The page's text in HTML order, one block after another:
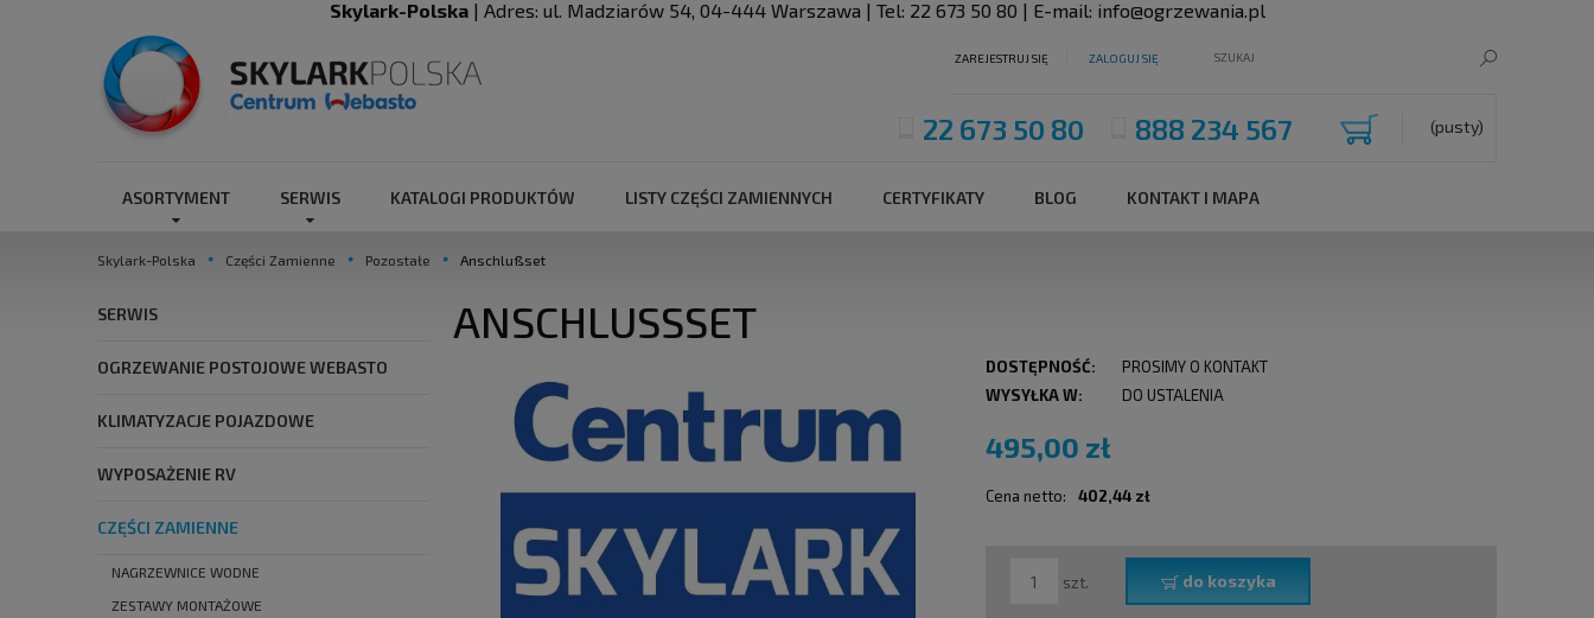
Skylark-Polska| Adres: ul. Madziarów 54, 04-444 Warszawa | Tel: 22 673 50 80 | E-mail: info@ogrzewania.pl
ZAREJESTRUJ SIĘ ZALOGUJ SIĘ
(pusty)
22 673 50 80 888 234 567
ASORTYMENT SERWIS KATALOGI PRODUKTÓW LISTY CZĘŚCI ZAMIENNYCH CERTYFIKATY BLOG KONTAKT I MAPA
Skylark-Polska Części Zamienne Pozostałe Anschlußset
SERWIS
OGRZEWANIE POSTOJOWE WEBASTO
KLIMATYZACJE POJAZDOWE
WYPOSAŻENIE RV
CZĘŚCI ZAMIENNE
NAGRZEWNICE WODNE
ZESTAWY MONTAŻOWE
ANSCHLUSSSET
DOSTĘPNOŚĆ:
PROSIMY O KONTAKT
WYSYŁKA W:
DO USTALENIA
495,00 zł
Cena netto: 402,44 zł
szt. do koszyka